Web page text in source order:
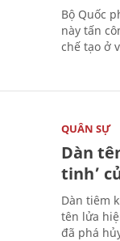
Bộ Quốc
này tấn
chế tạo ở
QUÂN SỰ
Dàn
tinh’
Dàn tiêm
tên lửa
đã phá